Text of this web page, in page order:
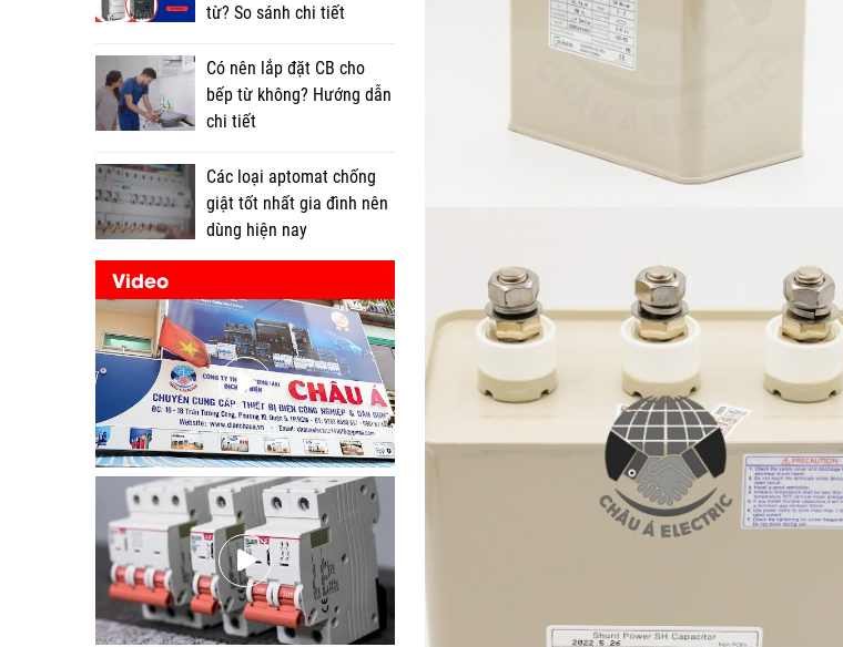
từ? So sánh chi tiết
Có nên lắp đặt CB cho
bếp từ không? Hướng dẫn
chi tiết
Các loại aptomat chống
giật tốt nhất gia đình nên
dùng hiện nay
Video